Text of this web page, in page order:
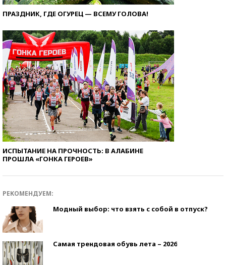
ПРАЗДНИК, ГДЕ ОГУРЕЦ — ВСЕМУ ГОЛОВА!
ИСПЫТАНИЕ НА ПРОЧНОСТЬ: В АЛАБИНЕ
ПРОШЛА «ГОНКА ГЕРОЕВ»
РЕКОМЕНДУЕМ:
Модный выбор: что взять с собой в отпуск?
Самая трендовая обувь лета – 2026